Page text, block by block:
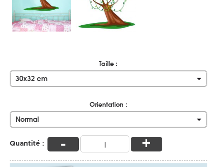
Taille :
30x32 cm
Orientation :
Normal
Quantité : - +